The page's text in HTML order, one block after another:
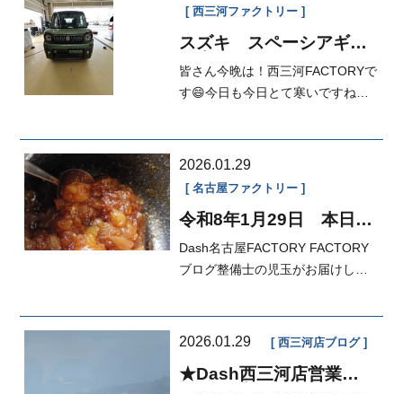
西三河ファクトリー
スズキ スペーシアギア
皆さん今晩は！西三河FACTORYで
す😄今日も今日とて寒いですね😅
2026.01.29
名古屋ファクトリー
令和8年1月29日 本日の
Dash名古屋FACTORY FACTORY
ブログ整備士の児玉がお届けしま
2026.01.29 西三河店ブログ
★Dash西三河店営業